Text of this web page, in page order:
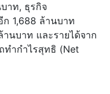
าท, ธุรกิจ
ก 1,688 ล้านบาท
นบาท และรายได้จาก
ทำกำไรสุทธิ (Net